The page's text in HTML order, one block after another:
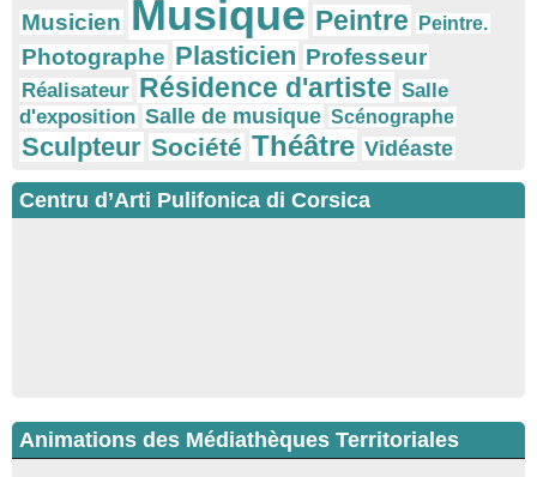
Musicien Musique Peintre Peintre.
Photographe Plasticien Professeur
Réalisateur Résidence d'artiste Salle
d'exposition Salle de musique Scénographe
Sculpteur Société Théâtre Vidéaste
Centru d’Arti Pulifonica di Corsica
Animations des Médiathèques Territoriales